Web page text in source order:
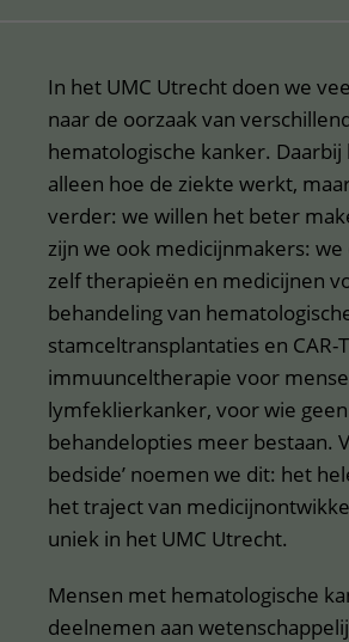
In het UMC Utrecht doen we
naar de oorzaak van
hematologische kanker.
alleen hoe de ziekte werkt,
verder: we willen het beter
zijn we ook medicijnmakers:
zelf therapieën en medicijnen
behandeling van
stamceltransplantaties en CAR-T
immuunceltherapie voor
lymfeklierkanker, voor wie
behandelopties meer bestaan.
bedside’ noemen we dit: het
het traject van
uniek in het UMC Utrecht.
Mensen met hematologische
deelnemen aan